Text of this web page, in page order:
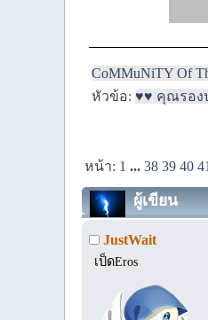
CoMMuNiTY Of
หัวข้อ:♥♥ คุณรอง
หน้า: 1 ...38 39 40 41
ผู้เขียน
JustWait
เป็ดEros